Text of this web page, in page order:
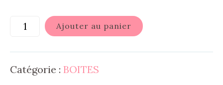
Ajouter au panier
Catégorie : BOITES